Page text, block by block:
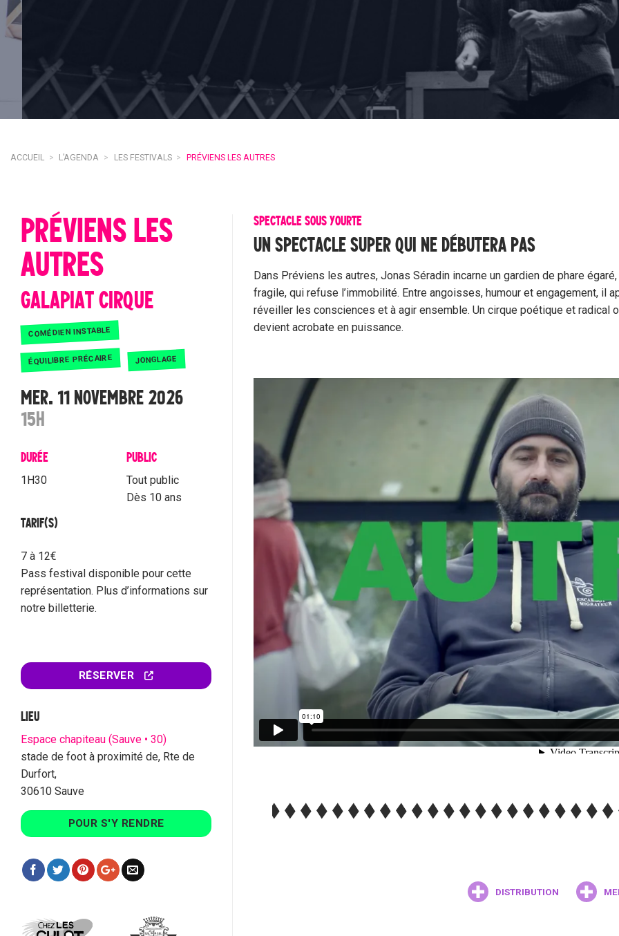
ACCUEIL > L’AGENDA > LES FESTIVALS > PRÉVIENS LES AUTRES
PRÉVIENS LES
AUTRES
GALAPIAT CIRQUE
COMÉDIEN INSTABLE
ÉQUILIBRE PRÉCAIRE JONGLAGE
MER. 11 NOVEMBRE 2026
15H
DURÉE
1H30
PUBLIC
Tout public
Dès 10 ans
TARIF(S)
7 à 12€
Pass festival disponible pour cette
représentation. Plus d’informations sur
notre billetterie.
RÉSERVER
LIEU
Espace chapiteau (Sauve • 30)
stade de foot à proximité de, Rte de
Durfort,
30610 Sauve
POUR S'Y RENDRE
SPECTACLE SOUS YOURTE
UN SPECTACLE SUPER QUI NE DÉBUTERA PAS
Dans Préviens les autres, Jonas Séradin incarne un gardien de phare
fragile, qui refuse l’immobilité. Entre angoisses, humour et engagement, il
réveiller les consciences et à agir ensemble. Un cirque poétique et radical
devient acrobate en puissance.
DISTRIBUTION